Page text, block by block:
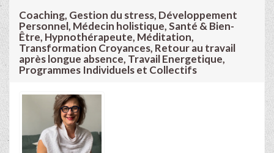
Coaching, Gestion du stress, Développement
Personnel, Médecin holistique, Santé & Bien-
Être, Hypnothérapeute, Méditation,
Transformation Croyances, Retour au travail
après longue absence, Travail Energetique,
Programmes Individuels et Collectifs